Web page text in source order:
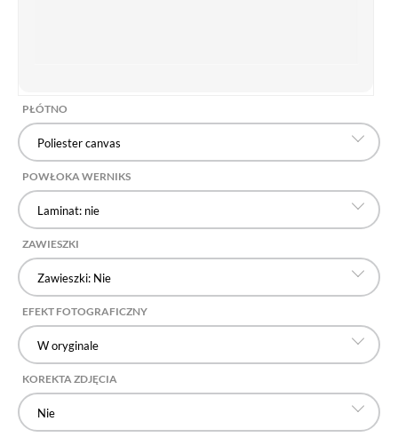
PŁÓTNO
Poliester canvas
POWŁOKA WERNIKS
Laminat: nie
ZAWIESZKI
Zawieszki: Nie
EFEKT FOTOGRAFICZNY
W oryginale
KOREKTA ZDJĘCIA
Nie